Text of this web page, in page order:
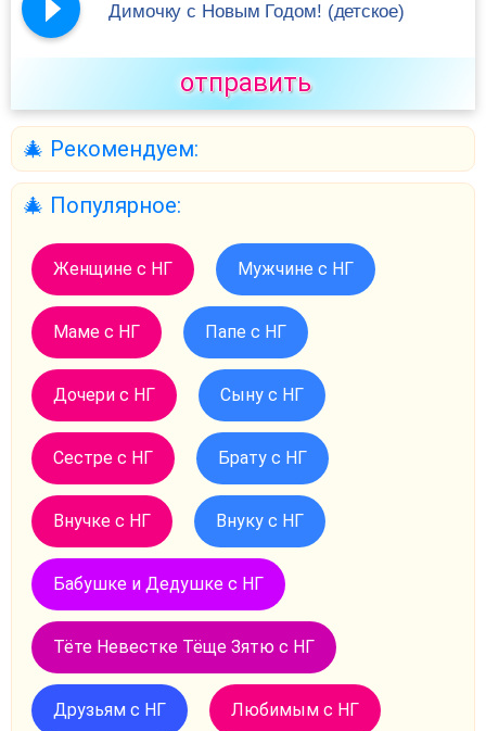
Димочку c Новым Годом! (детское)
отправить
🎄 Рекомендуем:
🎄 Популярное:
Женщине с НГ Мужчине с НГ
Маме с НГ Папе с НГ
Дочери с НГ Сыну с НГ
Сестре с НГ Брату с НГ
Внучке с НГ Внуку с НГ
Бабушке и Дедушке с НГ
Тёте Невестке Тёще Зятю с НГ
Друзьям с НГ Любимым с НГ